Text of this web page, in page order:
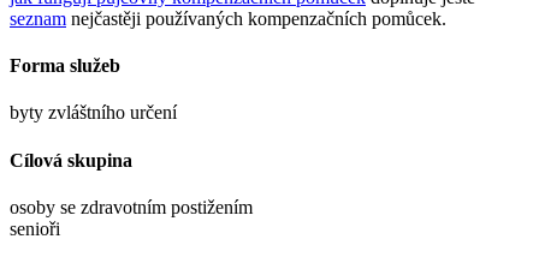
seznam nejčastěji používaných kompenzačních pomůcek.
Forma služeb
byty zvláštního určení
Cílová skupina
osoby se zdravotním postižením
senioři